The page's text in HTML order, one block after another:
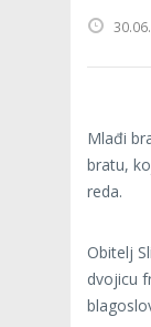
Mlađi
bratu,
reda.
Obitelj
dvojicu